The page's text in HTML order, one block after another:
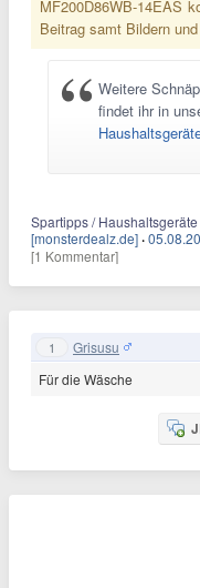
MF200D86WB-14EAS
Beitrag samt Bildern
Weitere
findet ihr in
Spartipps /
[monsterdealz.de] ·
[1 Kommentar]
1 Grisusu
Für die Wäsche